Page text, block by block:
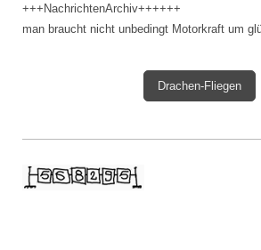
+++NachrichtenArchiv++++++
man braucht nicht unbedingt Motorkraft um
Drachen-Fliegen